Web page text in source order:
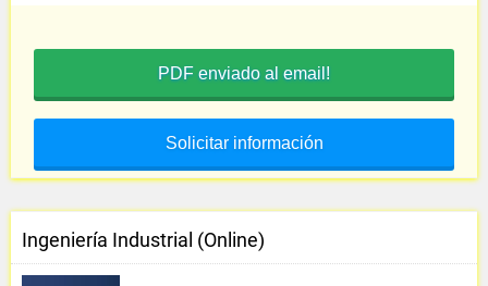
PDF enviado al email!
Solicitar información
Ingeniería Industrial (Online)